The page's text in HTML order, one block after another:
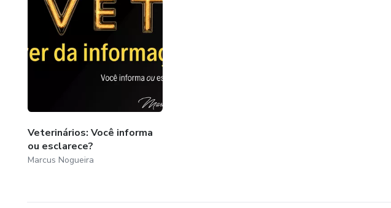
Veterinários: Você informa
ou esclarece?
Marcus Nogueira